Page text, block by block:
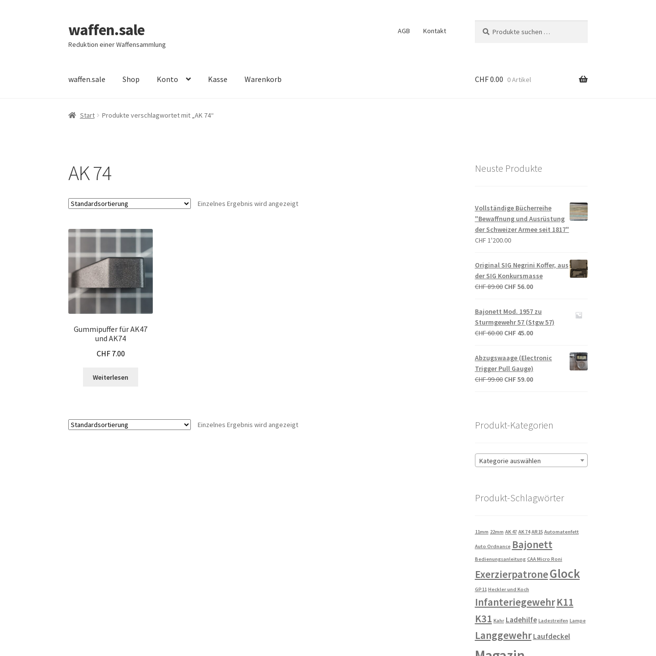
Zur
Navigation
springen
Zum
Inhalt
springen
waffen.sale
Reduktion einer Waffensammlung
AGB Kontakt
nach:
waffen.sale Shop Konto Kasse Warenkorb
Start Alle Produkte Allgemeine Bedingungen
CHF0.00 0 Artikel
Start Produkte verschlagwortet mit „AK 74“
AK 74
Einzelnes Ergebnis wird angezeigt
Gummipuffer für AK47
und AK74
CHF7.00
Weiterlesen
Einzelnes Ergebnis wird angezeigt
Neuste Produkte
Vollständige Bücherreihe
"Bewaffnung und Ausrüstung
der Schweizer Armee seit 1817"
CHF 1'200.00
Original SIG Negrini Koffer, aus
der SIG Konkursmasse
CHF89.00 Ursprünglicher
war:
CHF 89.00
CHF56.00Aktueller
ist:
CHF 56.00.
Bajonett Mod. 1957 zu
Sturmgewehr 57 (Stgw 57)
CHF60.00 Ursprünglicher
CHF 60.00
CHF45.00Aktueller
ist:
CHF 45.00.
Abzugswaage (Electronic
Trigger Pull Gauge)
CHF99.00 Ursprünglicher
CHF59.00Aktueller
Produkt-Kategorien
Kategorie auswählen
Produkt-Schlagwörter
11mm 22mm AK 47 AK 74 AR15 Automatenfett
Auto Ordnance Bajonett
Bedienungsanleitung CAA Micro Roni
ExerzierpatroneGlock
GP11 Heckler und Koch
InfanteriegewehrK11
K31 Kahr Ladehilfe Ladestreifen Lampe
Langgewehr Laufdeckel